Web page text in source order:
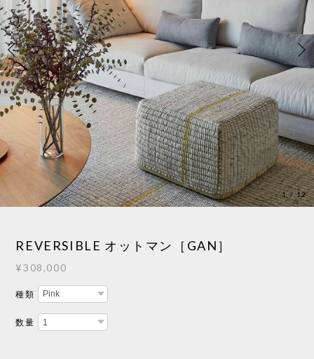
1/12
REVERSIBLE オットマン［GAN］
¥308,000
種類
数量